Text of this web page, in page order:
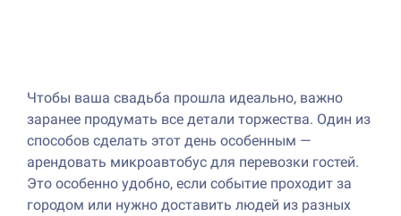
Чтобы ваша свадьба прошла идеально, важно
заранее продумать все детали торжества. Один из
способов сделать этот день особенным —
арендовать микроавтобус для перевозки гостей.
Это особенно удобно, если событие проходит за
городом или нужно доставить людей из разных